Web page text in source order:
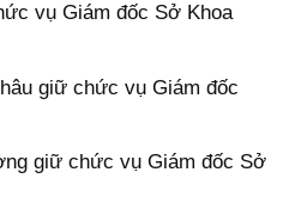
vụ Giám đốc Sở Khoa
giữ chức vụ Giám đốc
giữ chức vụ Giám đốc Sở